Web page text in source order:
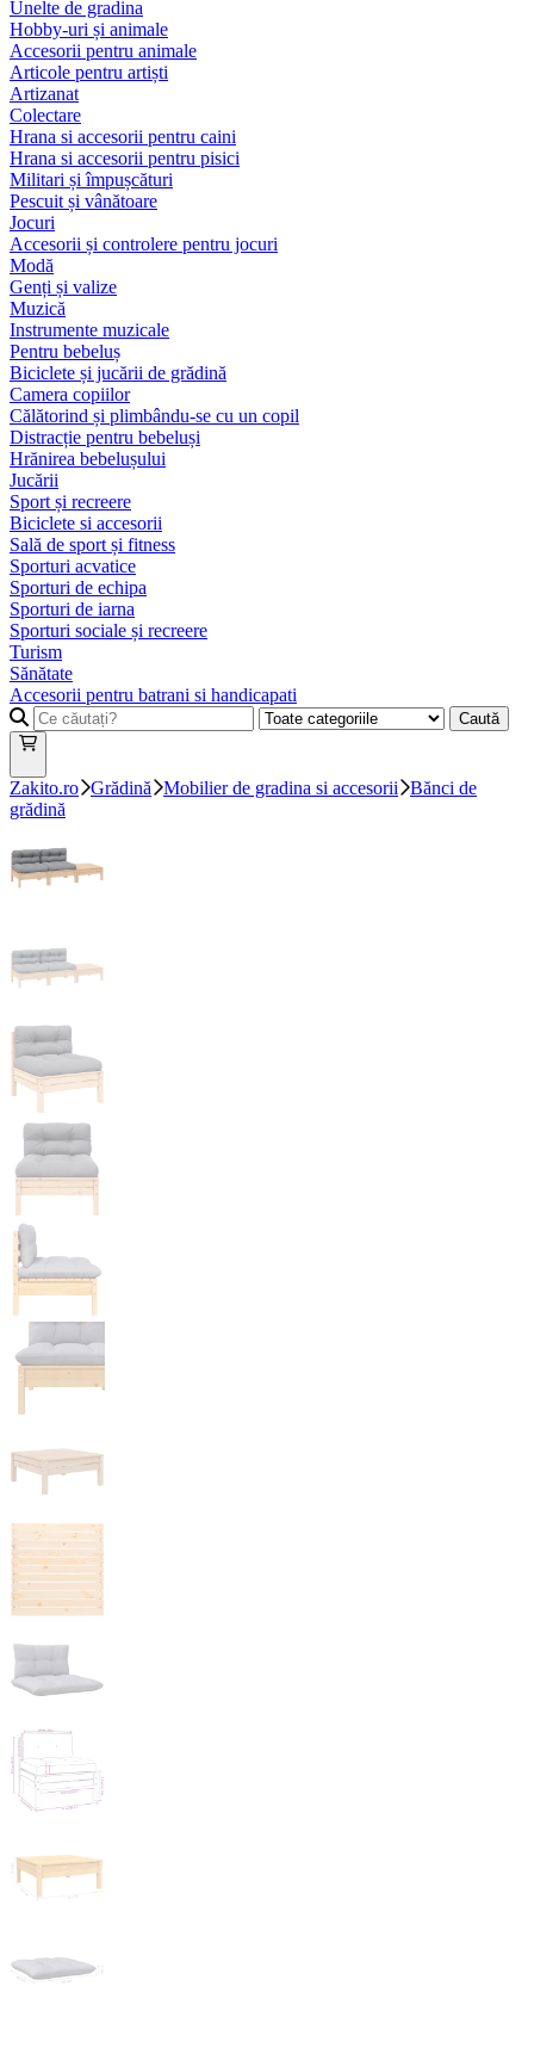
Unelte de gradina
Hobby-uri și animale
Accesorii pentru animale
Articole pentru artiști
Artizanat
Colectare
Hrana si accesorii pentru caini
Hrana si accesorii pentru pisici
Militari și împușcături
Pescuit și vânătoare
Jocuri
Accesorii și controlere pentru jocuri
Modă
Genți și valize
Muzică
Instrumente muzicale
Pentru bebeluș
Biciclete și jucării de grădină
Camera copiilor
Călătorind și plimbându-se cu un copil
Distracție pentru bebeluși
Hrănirea bebelușului
Jucării
Sport și recreere
Biciclete si accesorii
Sală de sport și fitness
Sporturi acvatice
Sporturi de echipa
Sporturi de iarna
Sporturi sociale și recreere
Turism
Sănătate
Accesorii pentru batrani si handicapati
Caută
Zakito.ro Grădină Mobilier de gradina si accesorii
Bănci de
grădină